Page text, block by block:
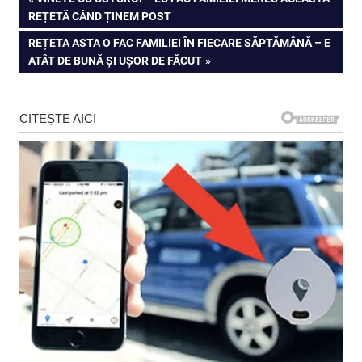
în
articole
POST:
REȚETĂ CÂND ȚINEM POST
NEXT
POST:
REȚETA ASTA O FAC FAMILIEI ÎN FIECARE SĂPTĂMÂNĂ – E
ATÂT DE BUNĂ ȘI UȘOR DE FĂCUT